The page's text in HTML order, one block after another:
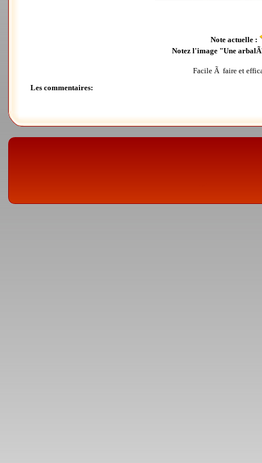
Note actuelle :
Notez l'image "Une
Facile Ã faire et
Les commentaires: